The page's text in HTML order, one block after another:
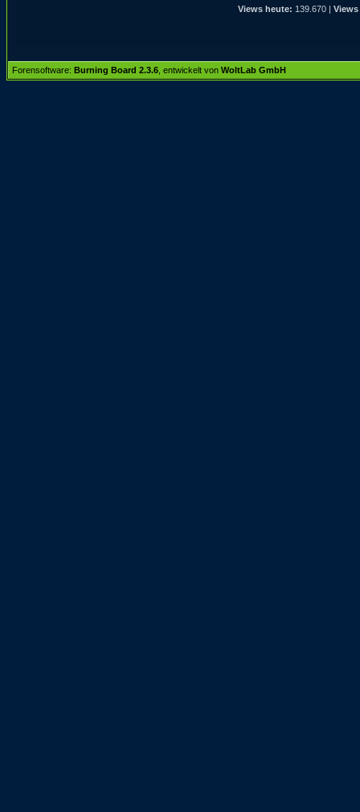
Views heute: 139.670 |
Forensoftware: Burning Board 2.3.6 , entwickelt von WoltLab GmbH